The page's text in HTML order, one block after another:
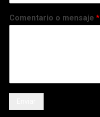
Comentario o mensaje*